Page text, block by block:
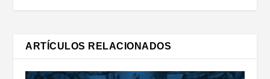
ARTÍCULOS RELACIONADOS